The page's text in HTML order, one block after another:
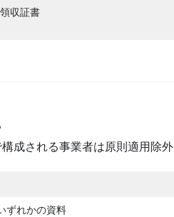
収証書
成される事業者は原則適用除外
ずれかの資料